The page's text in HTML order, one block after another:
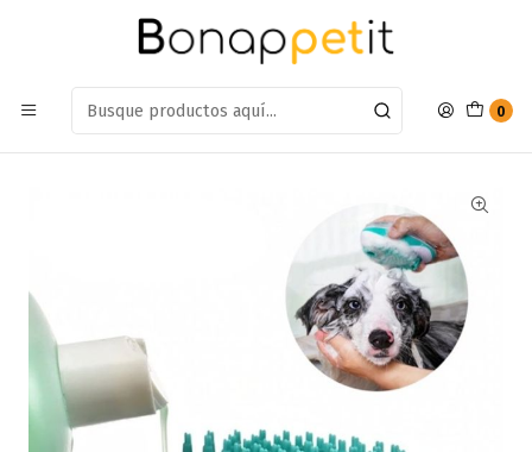
0
Estamos en: Antumalal 612, Quilicura Míranos en Maps
Cepillo Para Perros Dispensador de Shampoo de Baño Para
Mascotas